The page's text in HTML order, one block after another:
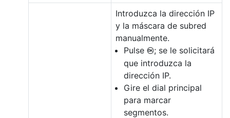
Introduzca la dirección IP
y la máscara de subred
manualmente.
Pulse J; se le solicitará
que introduzca la
dirección IP.
Gire el dial principal
para marcar
segmentos.